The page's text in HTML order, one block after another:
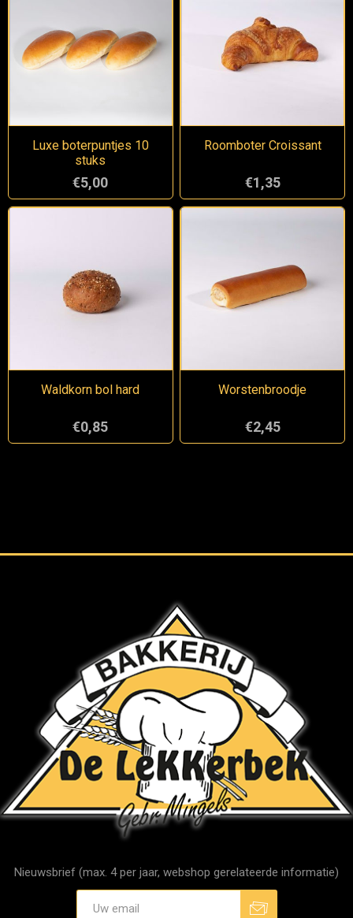
Luxe boterpuntjes 10
stuks
€5,00
Roomboter Croissant
€1,35
Waldkorn bol hard
€0,85
Worstenbroodje
€2,45
Nieuwsbrief (max. 4 per jaar, webshop gerelateerde informatie)